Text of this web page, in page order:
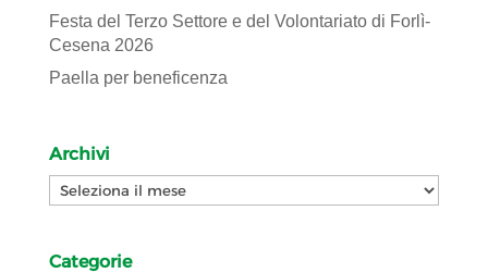
Festa del Terzo Settore e del Volontariato di Forlì-
Cesena 2026
Paella per beneficenza
Archivi
Archivi
Categorie